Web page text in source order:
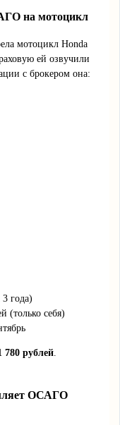
на мотоцикл
мотоцикл Honda
ей озвучили
с брокером она:
года)
(только себя)
780 рублей
ОСАГО